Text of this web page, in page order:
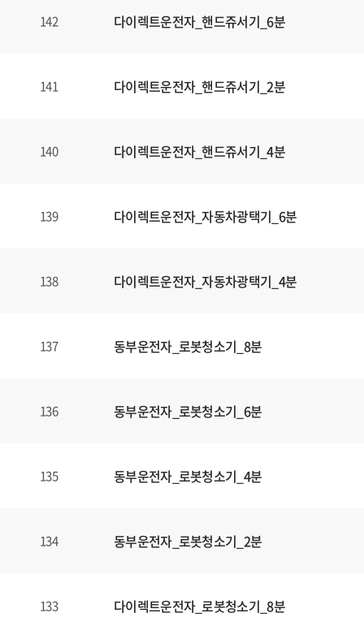
142 다이렉트운전자_핸드쥬서기_6분
141 다이렉트운전자_핸드쥬서기_2분
140 다이렉트운전자_핸드쥬서기_4분
139 다이렉트운전자_자동차광택기_6분
138 다이렉트운전자_자동차광택기_4분
137 동부운전자_로봇청소기_8분
136 동부운전자_로봇청소기_6분
135 동부운전자_로봇청소기_4분
134 동부운전자_로봇청소기_2분
133 다이렉트운전자_로봇청소기_8분